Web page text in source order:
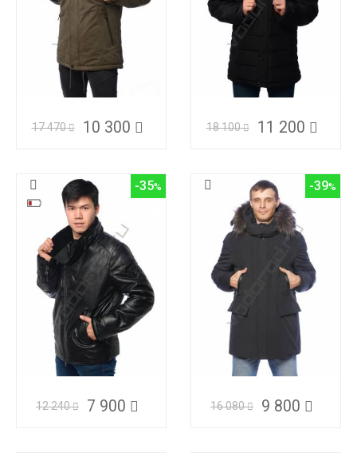
17 470 10 300 18 100 11 200
-35
12 240 7 900
-39
16 080 9 800